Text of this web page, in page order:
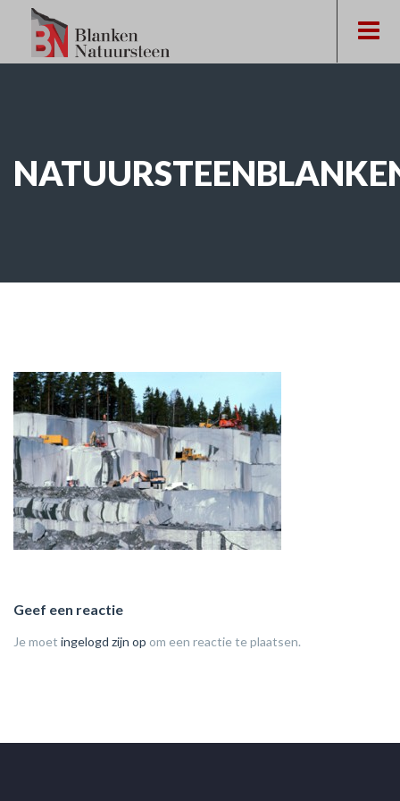
Geef een reactie
Je moet ingelogd zijn op om een reactie te plaatsen.